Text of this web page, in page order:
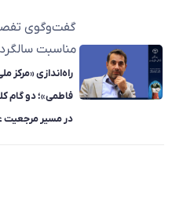
گفت‌وگوی
مناسبت
راه‌اندازی «مرکز
فاطمی»؛ دو گام
در مسیر